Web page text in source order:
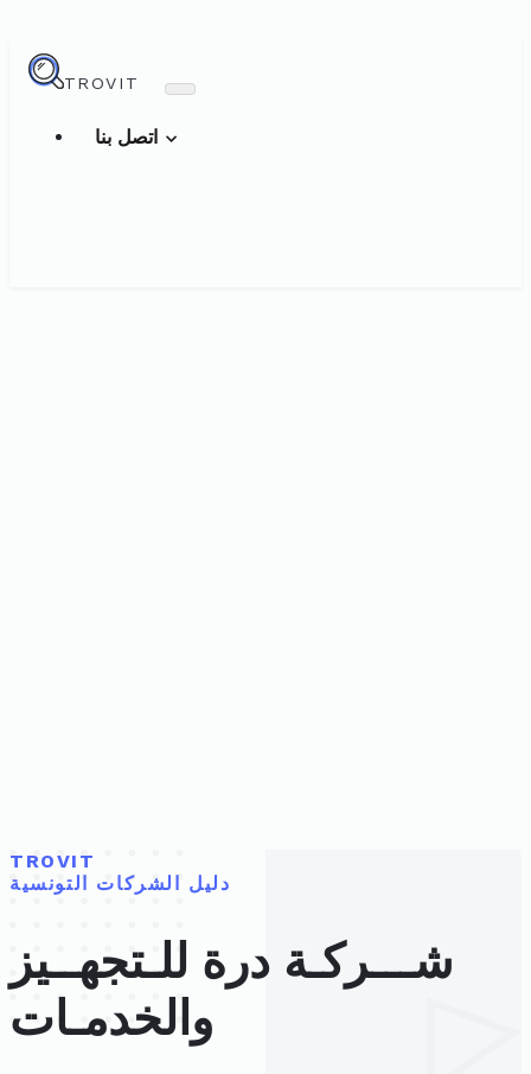
TROVIT
TROVIT
دليل الشركات التونسية
شـــركـة درة للـتجهــيز
والخدمـات